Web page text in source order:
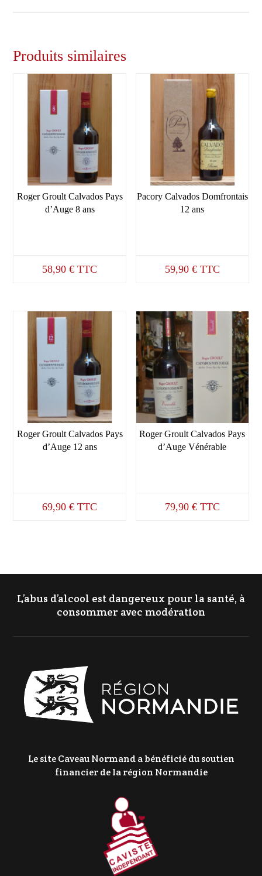
Produits similaires
Roger Groult Calvados Pays
d’Auge 8 ans
58,90€ TTC
Pacory Calvados Domfrontais
12 ans
59,90 € TTC
Roger Groult Calvados Pays
d’Auge 12 ans
69,90€ TTC
Roger Groult Calvados Pays
d’Auge Vénérable
79,90 € TTC
L’abus d’alcool est dangereux pour la santé, à
consommer avec modération
Le site Caveau Normand a bénéficié du soutien
financier de la région Normandie